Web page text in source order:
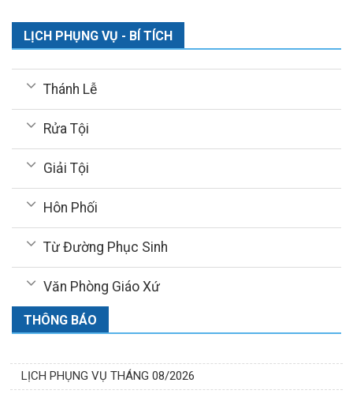
LỊCH PHỤNG VỤ - BÍ TÍCH
Thánh Lễ
Rửa Tội
Giải Tội
Hôn Phối
Từ Đường Phục Sinh
Văn Phòng Giáo Xứ
THÔNG BÁO
LỊCH PHỤNG VỤ THÁNG 08/2026